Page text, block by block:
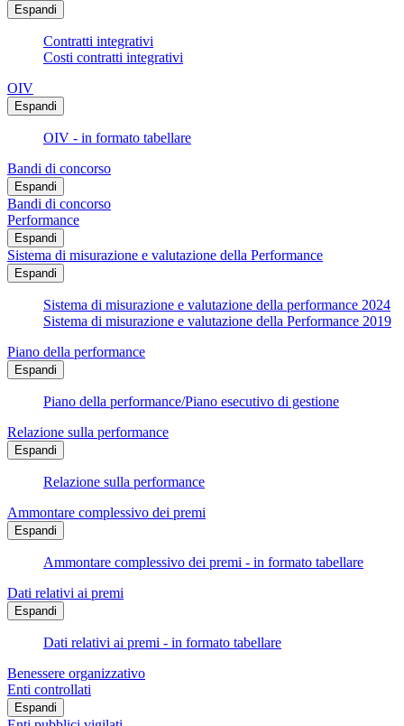
Espandi
Contratti integrativi
Costi contratti integrativi
OIV
Espandi
OIV - in formato tabellare
Bandi di concorso
Espandi
Bandi di concorso
Performance
Espandi
Sistema di misurazione e valutazione della Performance
Espandi
Sistema di misurazione e valutazione della performance 2024
Sistema di misurazione e valutazione della Performance 2019
Piano della performance
Espandi
Piano della performance/Piano esecutivo di gestione
Relazione sulla performance
Espandi
Relazione sulla performance
Ammontare complessivo dei premi
Espandi
Ammontare complessivo dei premi - in formato tabellare
Dati relativi ai premi
Espandi
Dati relativi ai premi - in formato tabellare
Benessere organizzativo
Enti controllati
Espandi